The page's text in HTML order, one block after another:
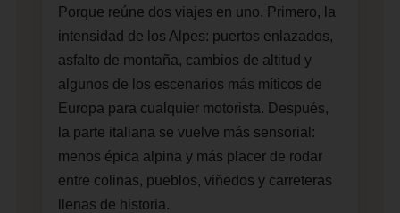
Porque reúne dos viajes en uno. Primero, la
intensidad de los Alpes: puertos enlazados,
asfalto de montaña, cambios de altitud y
algunos de los escenarios más míticos de
Europa para cualquier motorista. Después,
la parte italiana se vuelve más sensorial:
menos épica alpina y más placer de rodar
entre colinas, pueblos, viñedos y carreteras
llenas de historia.